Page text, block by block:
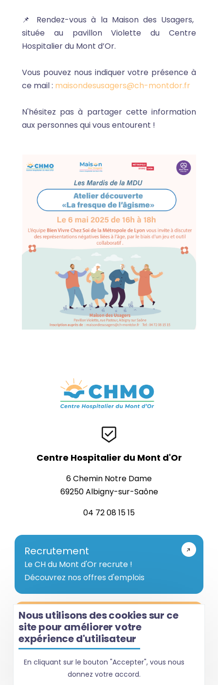
📌 Rendez-vous à la Maison des Usagers,
située au pavillon Violette du Centre
Hospitalier du Mont d’Or.
Vous pouvez nous indiquer votre présence à
ce mail : maisondesusagers@ch-montdor.fr
N'hésitez pas à partager cette information
aux personnes qui vous entourent !
Centre Hospitalier du Mont d'Or
6 Chemin Notre Dame
69250 Albigny-sur-Saône
04 72 08 15 15
Recrutement
Le CH du Mont d'Or recrute !
Découvrez nos offres d'emplois
Votre avis nous intéresse !
Nous plaçons l'usager au cœur de notre
démarche d’amélioration continue de la
qualité de notre établissement.
Nous utilisons des cookies sur ce
site pour améliorer votre
expérience d'utilisateur
En cliquant sur le bouton "Accepter", vous nous
donnez votre accord.